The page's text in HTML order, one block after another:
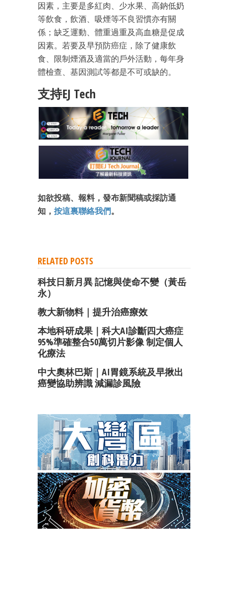
因素，主要是多紅肉、少水果、高鈉低奶
等飲食，飲酒、吸煙等不良習慣亦有關
係；缺乏運動、體重過重及高血糖是促成
因素。若要及早預防癌症，除了健康飲
食、限制煙酒及適當的戶外活動，每年身
體檢查、基因測試等都是不可或缺的。
支持EJ Tech
如欲投稿、報料，發布新聞稿或採訪通
知， 按這裏聯絡我們。
RELATED POSTS
科技日新月異 記憶與使命不變（黃岳
永）
教大新物料｜提升治癌療效
本地科研成果｜科大AI診斷四大癌症
95%準確整合50萬切片影像 制定個人
化療法
中大奧林巴斯｜AI胃鏡系統及早揪出
癌變協助辨識 減漏診風險
成為 EJ Tech 會員
最新資訊（附創業懶人包）
箱！